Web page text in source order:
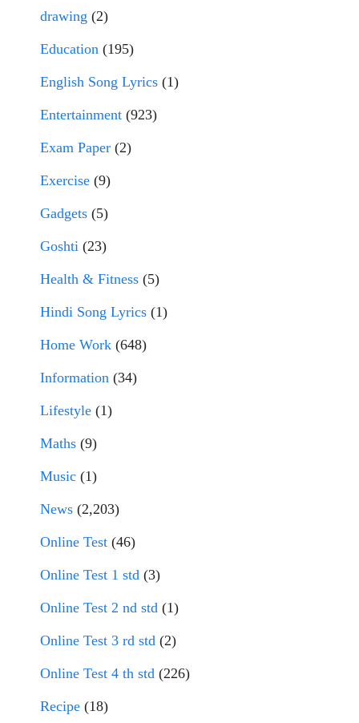
drawing (2)
Education (195)
English Song Lyrics (1)
Entertainment (923)
Exam Paper (2)
Exercise (9)
Gadgets (5)
Goshti (23)
Health & Fitness (5)
Hindi Song Lyrics (1)
Home Work (648)
Information (34)
Lifestyle (1)
Maths (9)
Music (1)
News (2,203)
Online Test (46)
Online Test 1 std (3)
Online Test 2 nd std (1)
Online Test 3 rd std (2)
Online Test 4 th std (226)
Recipe (18)